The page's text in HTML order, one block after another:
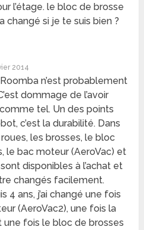
l’étage. le bloc de brosse
changé si je te suis bien ?
2014
n’est probablement
dommage de l’avoir
tel. Un des points
c’est la durabilité. Dans
les brosses, le bloc
le bac moteur (AeroVac) et
disponibles à l’achat et
changés facilement.
4 ans, j’ai changé une fois
(AeroVac2), une fois la
une fois le bloc de brosses